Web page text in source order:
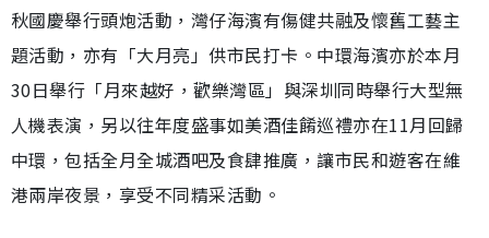
秋國慶舉行頭炮活動，灣仔海濱有傷健共融及懷舊工藝主
題活動，亦有「大月亮」供市民打卡。中環海濱亦於本月
30日舉行「月來越好，歡樂灣區」與深圳同時舉行大型無
人機表演，另以往年度盛事如美酒佳餚巡禮亦在11月回歸
中環，包括全月全城酒吧及食肆推廣，讓市民和遊客在維
港兩岸夜景，享受不同精采活動。